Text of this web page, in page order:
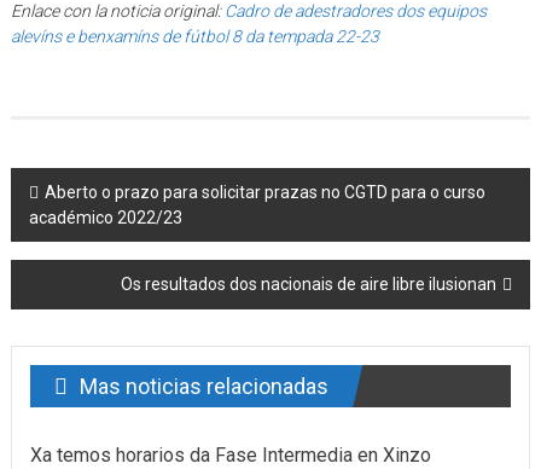
Enlace con la noticia original:Cadro de adestradores dos equipos
alevíns e benxamíns de fútbol 8 da tempada 22-23
Post navigation
Aberto o prazo para solicitar prazas no CGTD para o curso
académico 2022/23
Os resultados dos nacionais de aire libre ilusionan
Mas noticias relacionadas
Xa temos horarios da Fase Intermedia en Xinzo